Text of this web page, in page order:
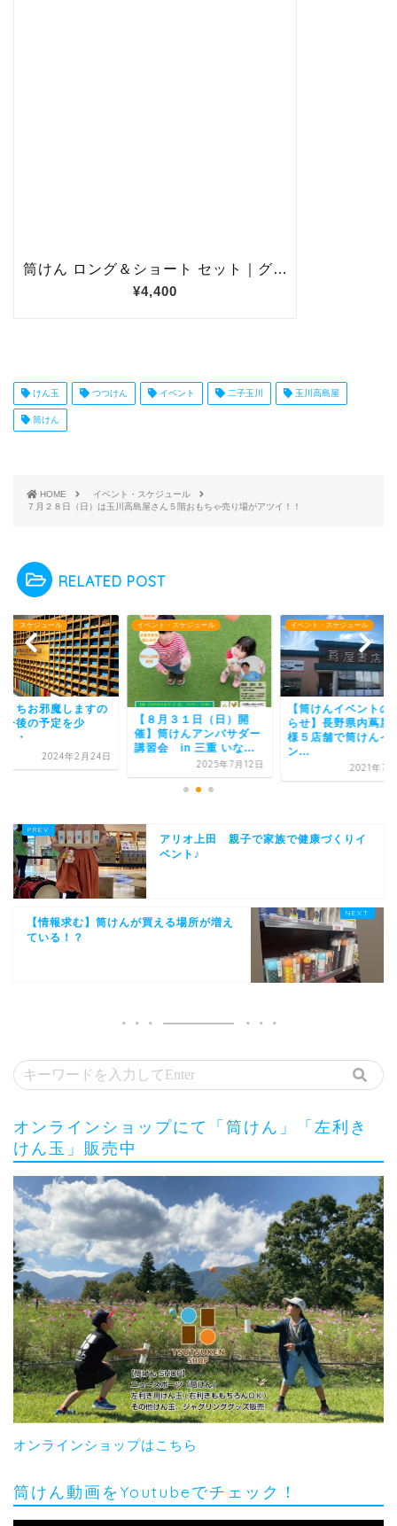
けん玉 つつけん イベント 二子玉川 玉川高島屋
筒けん
HOME
イベント・スケジュール
７月２８日（日）は玉川高島屋さん５階おもちゃ売り場がアツイ！！
RELATED POST
ト・スケジュール
月３１日（日）開
筒けんアンバサダー
2025年7月12日
イベント・スケジュール
【筒けんイベントのお知
らせ】長野県内蔦屋書店
様５店舗で筒けんイベ
ン...
2021年7月29日
イベント・スケジュール
あちこちお邪魔しま
で、今後の予定を少
し・・・
アリオ上田 親子で家族で健康づくりイ
ベント♪
【情報求む】筒けんが買える場所が増え
ている！？
オンラインショップにて「筒けん」「左利き
けん玉」販売中
オンラインショップはこちら
筒けん動画をYoutubeでチェック！